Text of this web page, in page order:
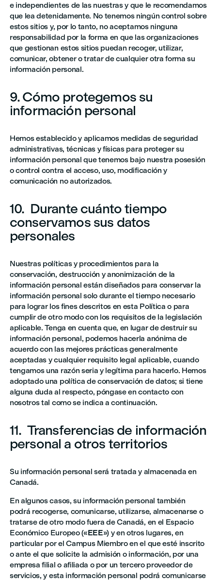
e independientes de las nuestras y que le recomendamos
que lea detenidamente. No tenemos ningún control sobre
estos sitios y, por lo tanto, no aceptamos ninguna
responsabilidad por la forma en que las organizaciones
que gestionan estos sitios puedan recoger, utilizar,
comunicar, obtener o tratar de cualquier otra forma su
información personal.
9. Cómo protegemos su
información personal
Hemos establecido y aplicamos medidas de seguridad
administrativas, técnicas y físicas para proteger su
información personal que tenemos bajo nuestra posesión
o control contra el acceso, uso, modificación y
comunicación no autorizados.
10. Durante cuánto tiempo
conservamos sus datos
personales
Nuestras políticas y procedimientos para la
conservación, destrucción y anonimización de la
información personal están diseñados para conservar la
información personal solo durante el tiempo necesario
para lograr los fines descritos en esta Política o para
cumplir de otro modo con los requisitos de la legislación
aplicable. Tenga en cuenta que, en lugar de destruir su
información personal, podemos hacerla anónima de
acuerdo con las mejores prácticas generalmente
aceptadas y cualquier requisito legal aplicable, cuando
tengamos una razón seria y legítima para hacerlo. Hemos
adoptado una política de conservación de datos; si tiene
alguna duda al respecto, póngase en contacto con
nosotros tal como se indica a continuación.
11. Transferencias de información
personal a otros territorios
Su información personal será tratada y almacenada en
Canadá.
En algunos casos, su información personal también
podrá recogerse, comunicarse, utilizarse, almacenarse o
tratarse de otro modo fuera de Canadá, en el Espacio
Económico Europeo («EEE») y en otros lugares, en
particular por el Campus Miembro en el que esté inscrito
o ante el que solicite la admisión o información, por una
empresa filial o afiliada o por un tercero proveedor de
servicios, y esta información personal podrá comunicarse